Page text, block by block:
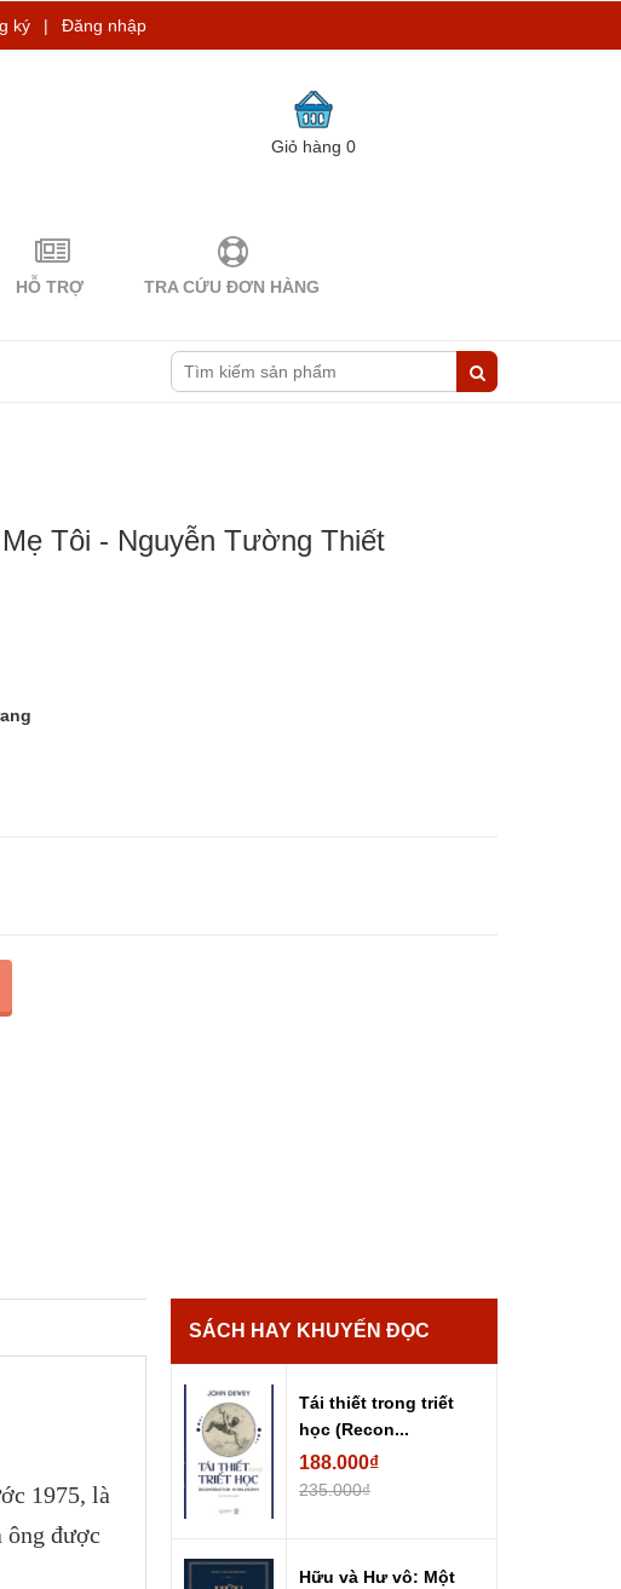
ký | Đăng nhập
Giỏ hàng0
HỖ TRỢ TRA CỨU ĐƠN HÀNG
Tôi - Nguyễn Tường Thiết
1975, là
ông được
SÁCH HAY KHUYẾN ĐỌC
Tái thiết trong triết
học (Recon...
188.000₫
235.000₫
Hữu và Hư vô: Một